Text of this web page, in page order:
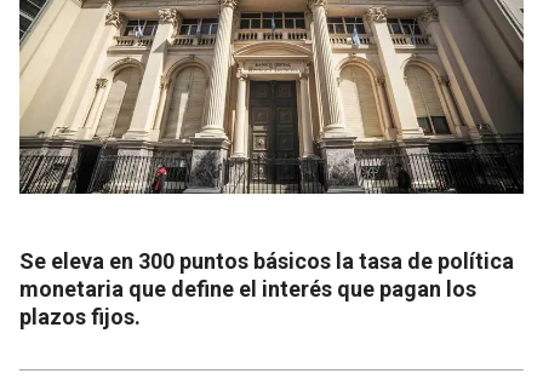
Se eleva en 300 puntos básicos la tasa de política
monetaria que define el interés que pagan los
plazos fijos.